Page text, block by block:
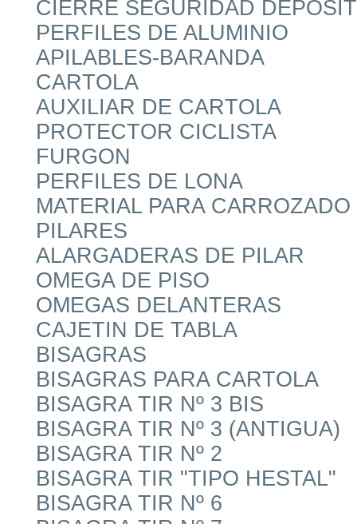
CIERRE SEGURIDAD
PERFILES DE ALUMINIO
APILABLES-BARANDA
CARTOLA
AUXILIAR DE CARTOLA
PROTECTOR CICLISTA
FURGON
PERFILES DE LONA
MATERIAL PARA CARROZADO
PILARES
ALARGADERAS DE PILAR
OMEGA DE PISO
OMEGAS DELANTERAS
CAJETIN DE TABLA
BISAGRAS
BISAGRAS PARA CARTOLA
BISAGRA TIR Nº 3 BIS
BISAGRA TIR Nº 3 (ANTIGUA)
BISAGRA TIR Nº 2
BISAGRA TIR "TIPO HESTAL"
BISAGRA TIR Nº 6